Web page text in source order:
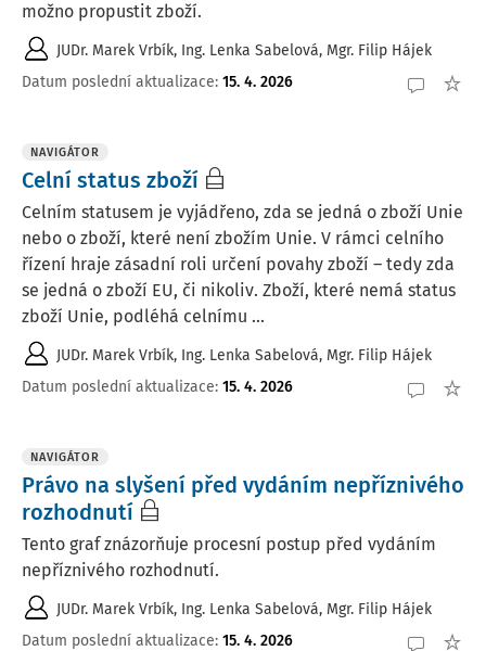
možno propustit zboží.
JUDr. Marek Vrbík, Ing. Lenka Sabelová, Mgr. Filip Hájek
Datum poslední aktualizace: 15. 4. 2026
NAVIGÁTOR
Celní status zboží
Celním statusem je vyjádřeno, zda se jedná o zboží Unie
nebo o zboží, které není zbožím Unie. V rámci celního
řízení hraje zásadní roli určení povahy zboží – tedy zda
se jedná o zboží EU, či nikoliv. Zboží, které nemá status
zboží Unie, podléhá celnímu ...
JUDr. Marek Vrbík, Ing. Lenka Sabelová, Mgr. Filip Hájek
Datum poslední aktualizace: 15. 4. 2026
NAVIGÁTOR
Právo na slyšení před vydáním nepříznivého
rozhodnutí
Tento graf znázorňuje procesní postup před vydáním
nepříznivého rozhodnutí.
JUDr. Marek Vrbík, Ing. Lenka Sabelová, Mgr. Filip Hájek
Datum poslední aktualizace: 15. 4. 2026